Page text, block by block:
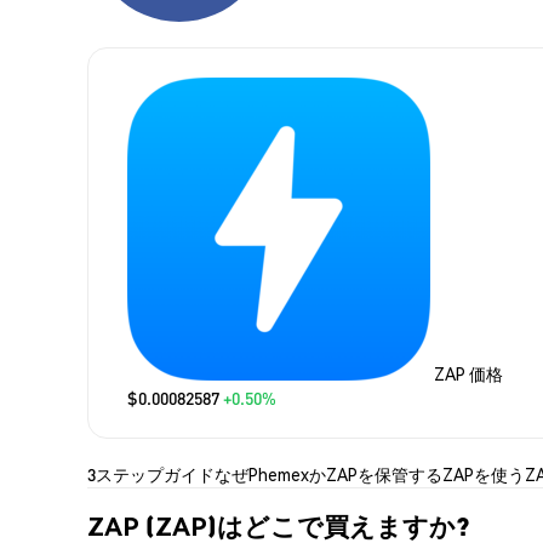
ZAP 価格
$0.00082587+0.50%
3ステップガイドなぜPhemexかZAPを保管するZAPを使う
ZAP (ZAP)はどこで買えますか?